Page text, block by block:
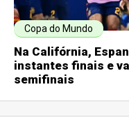
Copa do Mundo
Na Califórnia,
instantes finais e
semifinais